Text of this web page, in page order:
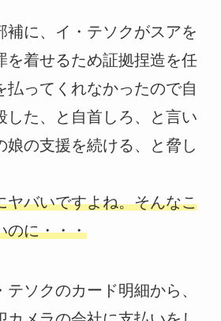
補に、イ・テソクがスアを
を着せるため証拠捏造を任
払ってくれなかったので自
した、と自首しろ、と言い
娘の支援を続ける、と脅し
ヤバいですよね。そんなこ
のに・・・
ソクのカード明細から、